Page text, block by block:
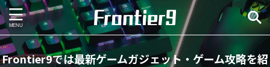
Frontier9では最新ゲームガジェット・ゲーム攻略を紹